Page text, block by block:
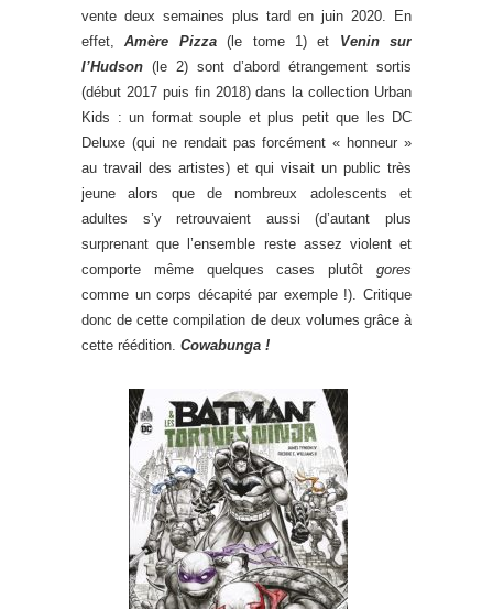
vente deux semaines plus tard en juin 2020. En
effet,Amère Pizza(le tome 1) et Venin sur
l’Hudson (le 2) sont d’abord étrangement sortis
(début 2017 puis fin 2018) dans la collection Urban
Kids : un format souple et plus petit que les DC
Deluxe (qui ne rendait pas forcément « honneur »
au travail des artistes) et qui visait un public très
jeune alors que de nombreux adolescents et
adultes s’y retrouvaient aussi (d’autant plus
surprenant que l’ensemble reste assez violent et
comporte même quelques cases plutôt gores
comme un corps décapité par exemple !). Critique
donc de cette compilation de deux volumes grâce à
cette réédition. Cowabunga !